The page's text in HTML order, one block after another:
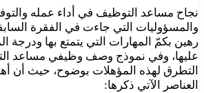
نجاح مساعد التوظيف في أداء عمله
والمسؤوليات التي جاءت في الفقرة
رهين بكمّ المهارات التي يتمتع بها ودرجة
عليها، وفي نموذج وصف وظيفي مساعد
التطرق لهذه المؤهلات بوضوح، حيث أن
العناصر الآتي ذكرها: